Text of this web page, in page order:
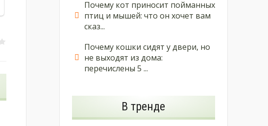
Почему кот приносит пойманных
птиц и мышей: что он хочет вам
сказ...
Почему кошки сидят у двери, но
не выходят из дома:
перечислены 5 ...
В тренде